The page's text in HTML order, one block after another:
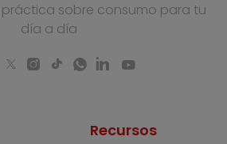
sobre consumo para tu
día a día
Recursos